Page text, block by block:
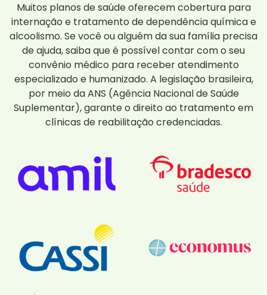
Muitos planos de saúde oferecem cobertura para
internação e tratamento de dependência química e
alcoolismo. Se você ou alguém da sua família precisa
de ajuda, saiba que é possível contar com o seu
convênio médico para receber atendimento
especializado e humanizado. A legislação brasileira,
por meio da ANS (Agência Nacional de Saúde
Suplementar), garante o direito ao tratamento em
clínicas de reabilitação credenciadas.